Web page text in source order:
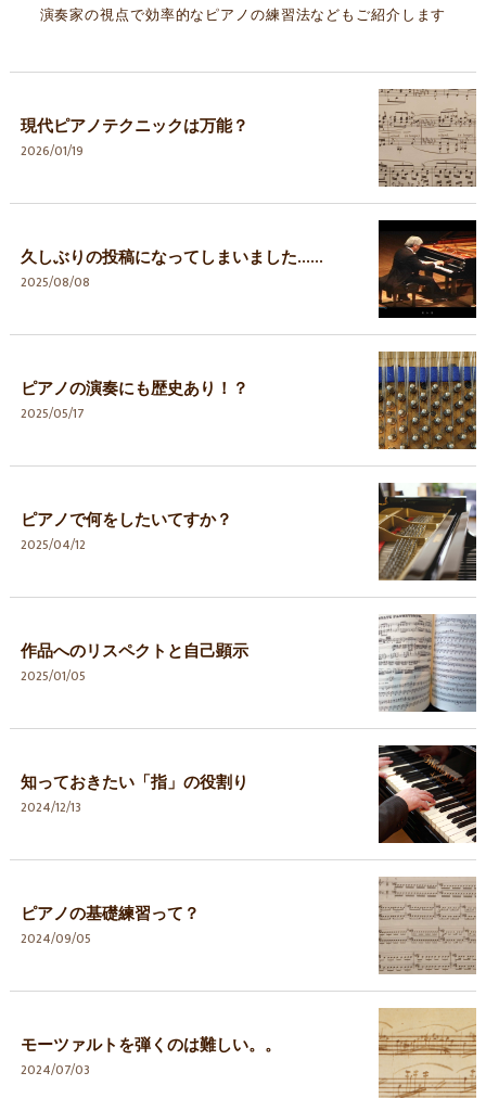
演奏家の視点で効率的なピアノの練習法などもご紹介します
現代ピアノテクニックは万能？
2026/01/19
久しぶりの投稿になってしまいました……
2025/08/08
ピアノの演奏にも歴史あり！？
2025/05/17
ピアノで何をしたいてすか？
2025/04/12
作品へのリスペクトと自己顕示
2025/01/05
知っておきたい「指」の役割り
2024/12/13
ピアノの基礎練習って？
2024/09/05
モーツァルトを弾くのは難しい。。
2024/07/03